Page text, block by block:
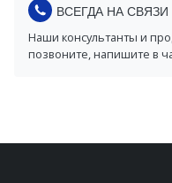
ВСЕГДА НА СВЯЗИ
Наши консультанты и
позвоните, напишите в